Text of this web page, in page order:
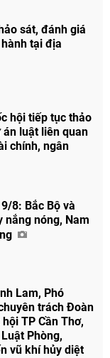
sát, đánh giá
tại địa
hội tiếp tục thảo
án luật liên quan
chính, ngân
8: Bắc Bộ và
nắng nóng, Nam
Lam, Phó
trách Đoàn
TP Cần Thơ,
Phòng,
vũ khí hủy diệt